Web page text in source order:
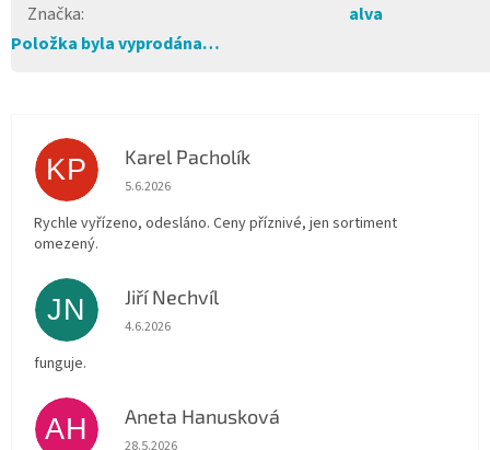
Značka:
alva
Položka byla vyprodána…
KP Karel Pacholík
Hodnocení obchodu je 4 z 5 hvězdiček.
5.6.2026
Rychle vyřízeno, odesláno. Ceny příznivé, jen sortiment
omezený.
JN Jiří Nechvíl
Hodnocení obchodu je 5 z 5 hvězdiček.
4.6.2026
funguje.
AH Aneta Hanusková
Hodnocení obchodu je 5 z 5 hvězdiček.